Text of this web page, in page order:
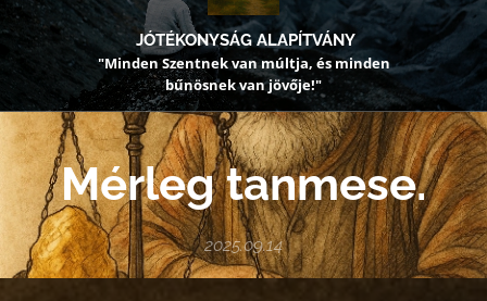
JÓTÉKONYSÁG ALAPÍTVÁNY
"Minden Szentnek van múltja, és minden
bűnösnek van jövője!"
Mérleg tanmese.
2025.09.14